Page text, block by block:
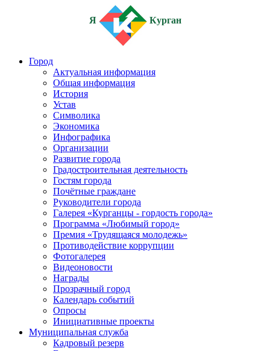
Я Курган
Город
Актуальная информация
Общая информация
История
Устав
Символика
Экономика
Инфографика
Организации
Развитие города
Градостроительная деятельность
Гостям города
Почётные граждане
Руководители города
Галерея «Курганцы - гордость города»
Программа «Любимый город»
Премия «Трудящаяся молодежь»
Противодействие коррупции
Фотогалерея
Видеоновости
Награды
Прозрачный город
Календарь событий
Опросы
Инициативные проекты
Муниципальная служба
Кадровый резерв